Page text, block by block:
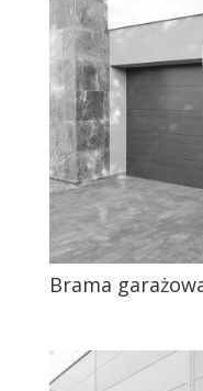
Brama